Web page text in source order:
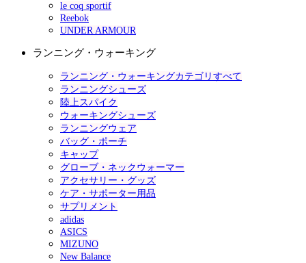
le coq sportif
Reebok
UNDER ARMOUR
ランニング・ウォーキング
ランニング・ウォーキングカテゴリすべて
ランニングシューズ
陸上スパイク
ウォーキングシューズ
ランニングウェア
バッグ・ポーチ
キャップ
グローブ・ネックウォーマー
アクセサリー・グッズ
ケア・サポーター用品
サプリメント
adidas
ASICS
MIZUNO
New Balance